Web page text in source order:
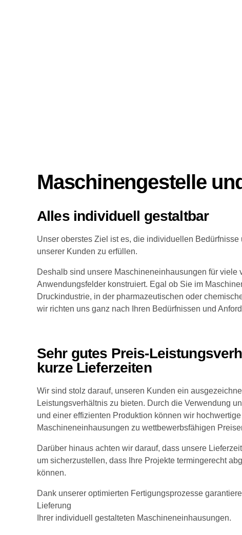
Maschinengestelle
Alles individuell gestaltbar
Unser oberstes Ziel ist es, die individuellen Bedürfnisse
unserer Kunden zu erfüllen.
Deshalb sind unsere Maschineneinhausungen für viele
Anwendungsfelder konstruiert. Egal ob Sie im
Druckindustrie, in der pharmazeutischen oder
wir richten uns ganz nach Ihren Bedürfnissen und
Sehr gutes Preis-
kurze Lieferzeiten
Wir sind stolz darauf, unseren Kunden ein
Leistungsverhältnis zu bieten. Durch die Verwendung
und einer effizienten Produktion können wir hochwertige
Maschineneinhausungen zu wettbewerbsfähigen
Darüber hinaus achten wir darauf, dass unsere
um sicherzustellen, dass Ihre Projekte termingerecht
können.
Dank unserer optimierten Fertigungsprozesse
Lieferung
Ihrer individuell gestalteten Maschineneinhausungen.